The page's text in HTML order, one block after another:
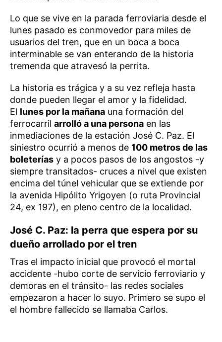
Lo que se vive en la parada ferroviaria desde el
lunes pasado es conmovedor para miles de
usuarios del tren, que en un boca a boca
interminable se van enterando de la historia
tremenda que atravesó la perrita.
La historia es trágica y a su vez refleja hasta
donde pueden llegar el amor y la fidelidad.
El lunes por la mañana una formación del
ferrocarril arrolló a una persona en las
inmediaciones de la estación José C. Paz. El
siniestro ocurrió a menos de 100 metros de las
boleterías y a pocos pasos de los angostos -y
siempre transitados- cruces a nivel que existen
encima del túnel vehicular que se extiende por
la avenida Hipólito Yrigoyen (o ruta Provincial
24, ex 197), en pleno centro de la localidad.
José C. Paz: la perra que espera por su
dueño arrollado por el tren
Tras el impacto inicial que provocó el mortal
accidente -hubo corte de servicio ferroviario y
demoras en el tránsito- las redes sociales
empezaron a hacer lo suyo. Primero se supo el
el hombre fallecido se llamaba Carlos.